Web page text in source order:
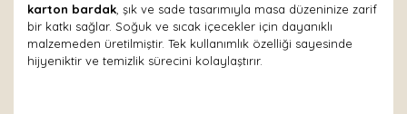
karton bardak , şık ve sade tasarımıyla masa düzeninize zarif
bir katkı sağlar. Soğuk ve sıcak içecekler için dayanıklı
malzemeden üretilmiştir. Tek kullanımlık özelliği sayesinde
hijyeniktir ve temizlik sürecini kolaylaştırır.